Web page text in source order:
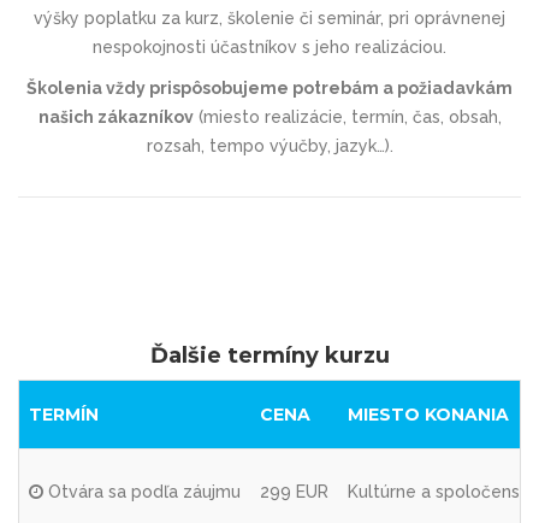
výšky poplatku za kurz, školenie či seminár, pri oprávnenej
nespokojnosti účastníkov s jeho realizáciou.
Školenia vždy prispôsobujeme potrebám a požiadavkám
našich zákazníkov(miesto realizácie, termín, čas, obsah,
rozsah, tempo výučby, jazyk…).
Ďalšie termíny kurzu
TERMÍN CENA MIESTO KONANIA
Otvára sa podľa záujmu 299 EUR Kultúrne a